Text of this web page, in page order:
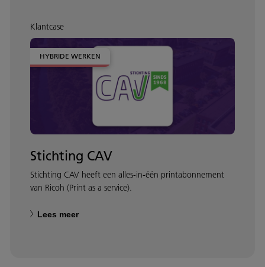
Klantcase
HYBRIDE WERKEN
Stichting CAV
Stichting CAV heeft een alles-in-één printabonnement
van Ricoh (Print as a service).
Lees meer